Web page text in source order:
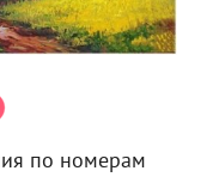
по номерам